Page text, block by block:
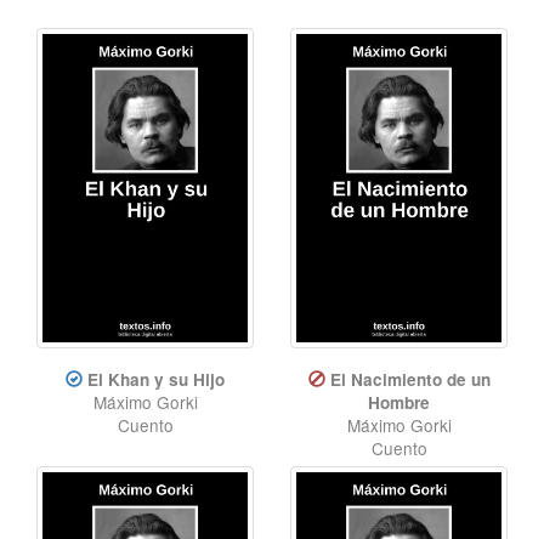
El Khan y su Hijo
Máximo Gorki
Cuento
El Nacimiento de un
Hombre
Máximo Gorki
Cuento